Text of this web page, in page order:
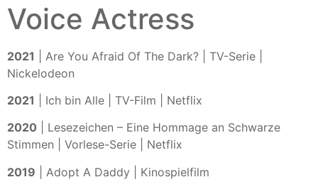
Voice Actress
2021 | Are You Afraid Of The Dark? | TV-Serie |
Nickelodeon
2021 | Ich bin Alle | TV-Film | Netflix
2020 | Lesezeichen – Eine Hommage an Schwarze
Stimmen | Vorlese-Serie | Netflix
2019 | Adopt A Daddy | Kinospielfilm